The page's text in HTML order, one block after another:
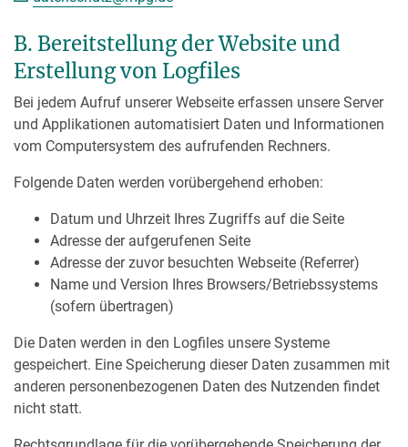
B. Bereitstellung der Website und
Erstellung von Logfiles
Bei jedem Aufruf unserer Webseite erfassen unsere Server
und Applikationen automatisiert Daten und Informationen
vom Computersystem des aufrufenden Rechners.
Folgende Daten werden vorübergehend erhoben:
Datum und Uhrzeit Ihres Zugriffs auf die Seite
Adresse der aufgerufenen Seite
Adresse der zuvor besuchten Webseite (Referrer)
Name und Version Ihres Browsers/Betriebssystems
(sofern übertragen)
Die Daten werden in den Logfiles unsere Systeme
gespeichert. Eine Speicherung dieser Daten zusammen mit
anderen personenbezogenen Daten des Nutzenden findet
nicht statt.